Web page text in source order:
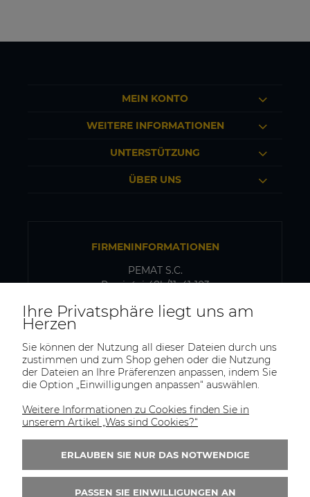
MEIN KONTO
WEITERE INFORMATIONEN
UNTERSTÜTZUNG
ÜBER UNS
FIRMENINFORMATIONEN
PEMAT S.C.
Przyjaźni 48b/11, 41-103
USt-IdNr.: PL6431768329
VERSAND- UND LAGERADRESSE
PEMAT S.C.
41-902, Bytom
Polen
Tel.:
+(48)515-965-404
Ihre Privatsphäre liegt uns am
Herzen
Sie können der Nutzung all dieser Dateien durch uns
zustimmen und zum Shop gehen oder die Nutzung
der Dateien an Ihre Präferenzen anpassen, indem Sie
die Option „Einwilligungen anpassen“ auswählen.
Weitere Informationen zu Cookies finden Sie in
unserem Artikel „Was sind Cookies?“
ERLAUBEN SIE NUR DAS NOTWENDIGE
PASSEN SIE EINWILLIGUNGEN AN